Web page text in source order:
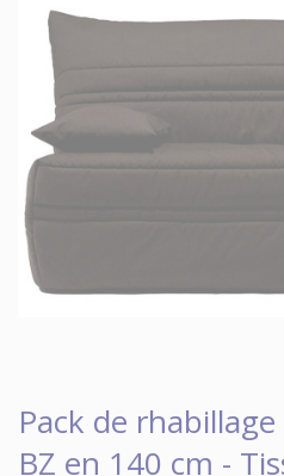
Pack de
BZ en 140 cm -